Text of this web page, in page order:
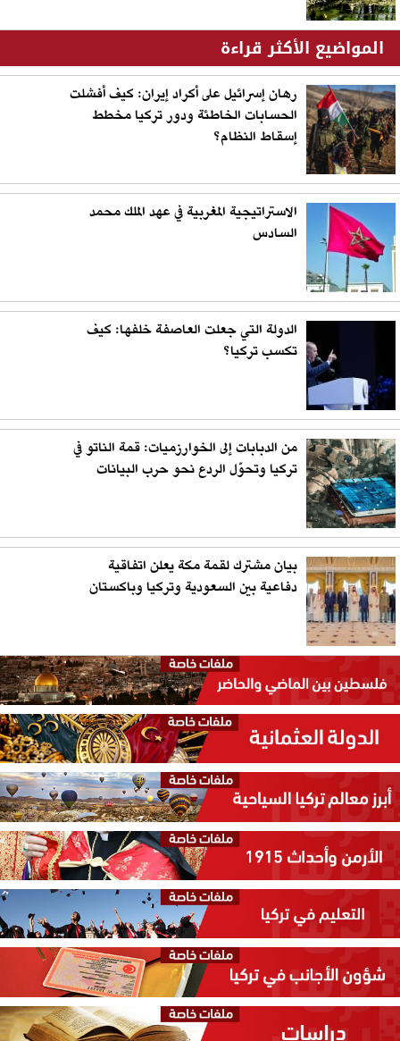
المواضيع الأكثر قراءة
رهان إسرائيل على أكراد إيران: كيف أفشلت
الحسابات الخاطئة ودور تركيا مخطط
إسقاط النظام؟
الاستراتيجية المغربية في عهد الملك محمد
السادس
الدولة التي جعلت العاصفة خلفها: كيف
تكسب تركيا؟
من الدبابات إلى الخوارزميات: قمة الناتو في
تركيا وتحوّل الردع نحو حرب البيانات
بيان مشترك لقمة مكة يعلن اتفاقية
دفاعية بين السعودية وتركيا وباكستان